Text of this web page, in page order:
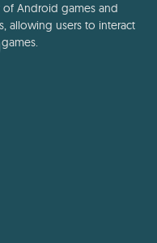
Android games and
allowing users to interact